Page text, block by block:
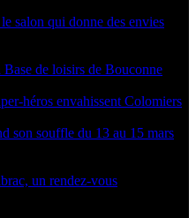
salon qui donne des envies
de loisirs de Bouconne
héros envahissent Colomiers
son souffle du 13 au 15 mars
un rendez-vous